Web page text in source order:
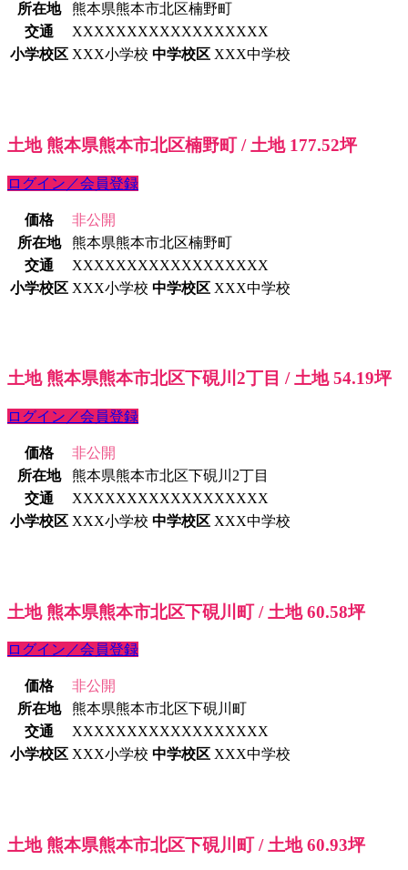
所在地
熊本県熊本市北区楠野町
交通
XXXXXXXXXXXXXXXXXX
小学校区 XXX小学校 中学校区 XXX中学校
土地 熊本県熊本市北区楠野町 / 土地 177.52坪
ログイン／会員登録
価格
非公開
所在地
熊本県熊本市北区楠野町
交通
XXXXXXXXXXXXXXXXXX
小学校区 XXX小学校 中学校区 XXX中学校
土地 熊本県熊本市北区下硯川2丁目 / 土地 54.19坪
ログイン／会員登録
価格
非公開
所在地
熊本県熊本市北区下硯川2丁目
交通
XXXXXXXXXXXXXXXXXX
小学校区 XXX小学校 中学校区 XXX中学校
土地 熊本県熊本市北区下硯川町 / 土地 60.58坪
ログイン／会員登録
価格
非公開
所在地
熊本県熊本市北区下硯川町
交通
XXXXXXXXXXXXXXXXXX
小学校区 XXX小学校 中学校区 XXX中学校
土地 熊本県熊本市北区下硯川町 / 土地 60.93坪